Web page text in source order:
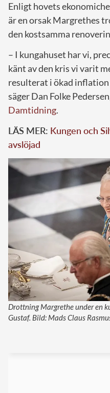
Enligt hovets
är en orsak Margrethes
den kostsamma
– I kungahuset har vi,
känt av den kris vi varit
resulterat i ökad inflation
säger Dan Folke
Damtidning.
LÄS MER: Kungen och
avslöjad
Drottning Margrethe under en
Gustaf. Bild: Mads Claus